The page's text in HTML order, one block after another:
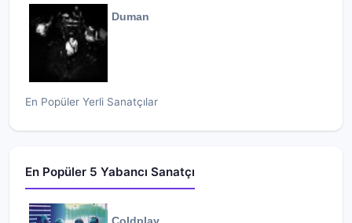
Duman
En Popüler Yerli Sanatçılar
En Popüler 5 Yabancı Sanatçı